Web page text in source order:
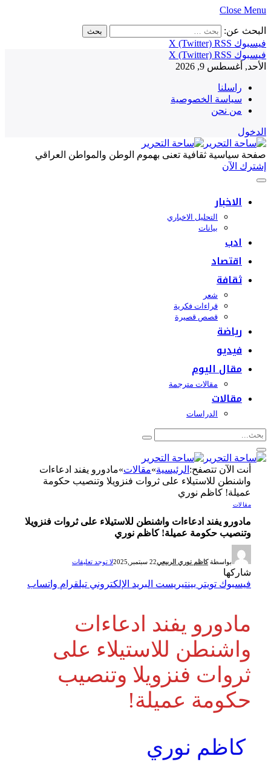
Close Menu
البحث عن:
فيسبوك
X (Twitter) RSS
فيسبوك
X (Twitter) RSS
الأحد, أغسطس 9, 2026
راسلنا
سياسة الخصوصية
من نحن
الدخول
صفحة سياسية ثقافية تعنى بهموم الوطن والمواطن العراقي
إشترك الآن
الاخبار
التحليل الاخباري
بيانات
ادب
اقتصاد
ثقافة
شعر
قراءات فكرية
قصص قصيرة
رياضة
فيديو
مقال اليوم
مقالات مترجمة
مقالات
الدراسات
أنت الآن تتصفح:الرئيسية»مقالات»مادورو يفند ادعاءات
واشنطن للاستيلاء على ثروات فنزويلا وتنصيب حكومة
عميلة! كاظم نوري
مقالات
مادورو يفند ادعاءات واشنطن للاستيلاء على ثروات فنزويلا
وتنصيب حكومة عميلة! كاظم نوري
بواسطة كاظم نوري الربيعي22 سبتمبر,2025 لا توجد تعليقات
شاركها
فيسبوك تويتر بينتيريست البريد الإلكتروني تيلقرام واتساب
مادورو يفند ادعاءات
واشنطن للاستيلاء على
ثروات فنزويلا وتنصيب
حكومة عميلة!
كاظم نوري